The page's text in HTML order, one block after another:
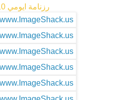
Ayumi 2010 Calendar رزنامة ايومي 2010